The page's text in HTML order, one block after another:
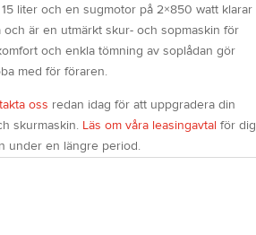
liter och en sugmotor på 2×850 watt klarar
är en utmärkt skur- och sopmaskin för
och enkla tömning av soplådan gör
med för föraren.
oss redan idag för att uppgradera din
skurmaskin. Läs om våra leasingavtal för dig
under en längre period.